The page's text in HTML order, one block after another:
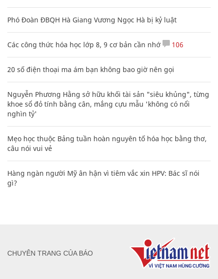
Phó Đoàn ĐBQH Hà Giang Vương Ngọc Hà bị kỷ luật
Các công thức hóa học lớp 8, 9 cơ bản cần nhớ 106
20 số điện thoại ma ám bạn không bao giờ nên gọi
Nguyễn Phương Hằng sở hữu khối tài sản "siêu khủng", từng
khoe sổ đỏ tính bằng cân, mắng cựu mẫu 'không có nổi
nghìn tỷ'
Mẹo học thuộc Bảng tuần hoàn nguyên tố hóa học bằng thơ,
câu nói vui vẻ
Hàng ngàn người Mỹ ân hận vì tiêm vắc xin HPV: Bác sĩ nói
gì?
CHUYÊN TRANG CỦA BÁO